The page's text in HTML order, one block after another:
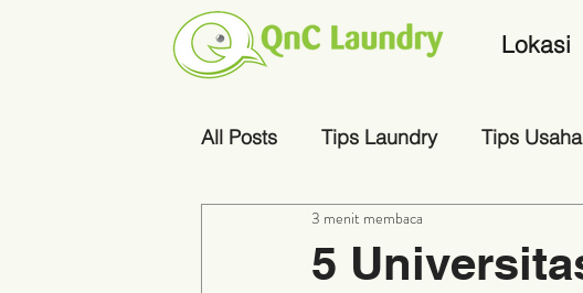
Lokasi
All Posts Tips Laundry Tips
5
3 menit membaca